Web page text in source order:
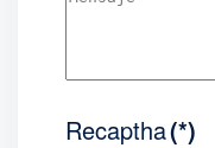
Recaptha(*)